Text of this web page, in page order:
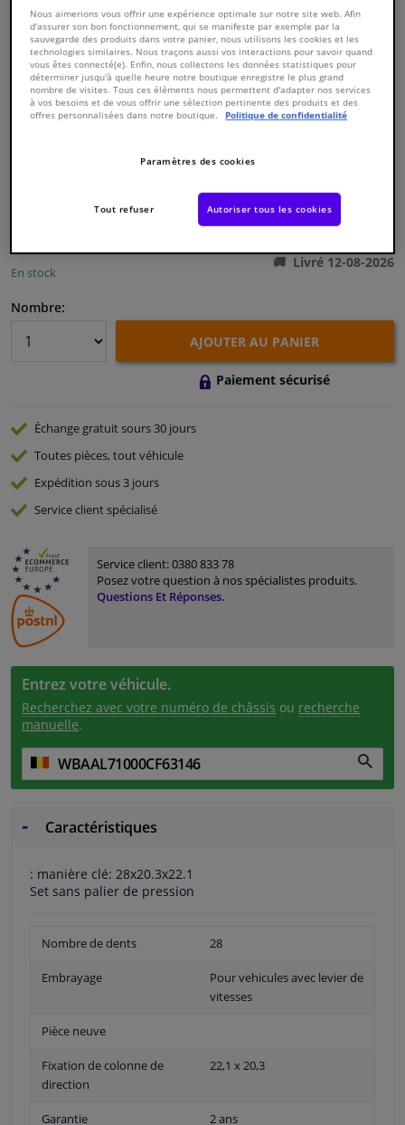
Fenêtres & accessoires
Intérieur & ameublement
Camping-car, moto & vélo
Promotions et réductions
Numéro de produit d'origine:0173604
En stock
Livré 12-08-2026
Nombre:
AJOUTER AU PANIER
Paiement sécurisé
Échange gratuitsours 30 jours
Toutes pièces, tout véhicule
Expédition sous 3 jours
Serviceclient spécialisé
Service client:0380 833 78
Posez votre question à nos spécialistes produits.
Questions Et Réponses.
Entrez votre véhicule.
Recherchez avec votre numéro de châssis ou recherche
manuelle.
Caractéristiques
: manière clé: 28x20.3x22.1
Set sans palier de pression
Nombre de dents 28
Embrayage
Pour vehicules avec levier de
vitesses
Pièce neuve
Fixation de colonne de
direction
22,1 x 20,3
Garantie 2 ans
Nous aimerions vous offrir une expérience optimale sur notre site web. Afin
d'assurer son bon fonctionnement, qui se manifeste par exemple par la
sauvegarde des produits dans votre panier, nous utilisons les cookies et les
technologies similaires. Nous traçons aussi vos interactions pour savoir quand
vous êtes connecté(e). Enfin, nous collectons les données statistiques pour
déterminer jusqu'à quelle heure notre boutique enregistre le plus grand
nombre de visites. Tous ces éléments nous permettent d'adapter nos services
à vos besoins et de vous offrir une sélection pertinente des produits et des
offres personnalisées dans notre boutique.
Politique de confidentialité
Paramètres des cookies
Tout refuser Autoriser tous les cookies